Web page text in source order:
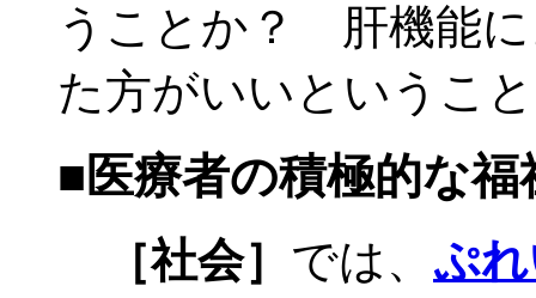
うことか？ 肝機能
た方がいいというこ
■医療者の積極的な福
［社会］ では、 ぷ